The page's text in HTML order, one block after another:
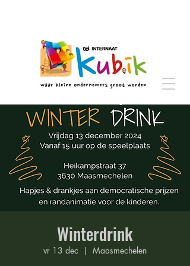
Winterdrink
vr 13 dec
  |
Maasmechelen